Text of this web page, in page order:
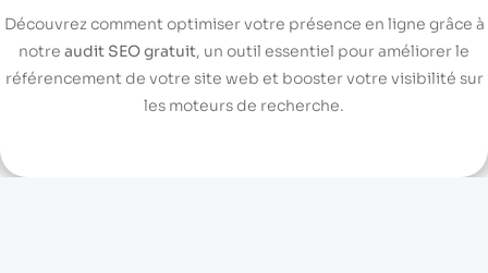
Découvrez comment optimiser votre présence en ligne grâce à
notre audit SEO gratuit, un outil essentiel pour améliorer le
référencement de votre site web et booster votre visibilité sur
les moteurs de recherche.